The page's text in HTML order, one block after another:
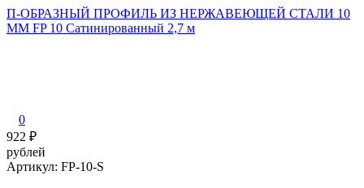
П-ОБРАЗНЫЙ ПРОФИЛЬ ИЗ НЕРЖАВЕЮЩЕЙ СТАЛИ 10
ММ FP 10 Сатинированный 2,7 м
0
922 ₽
рублей
Артикул: FP-10-S